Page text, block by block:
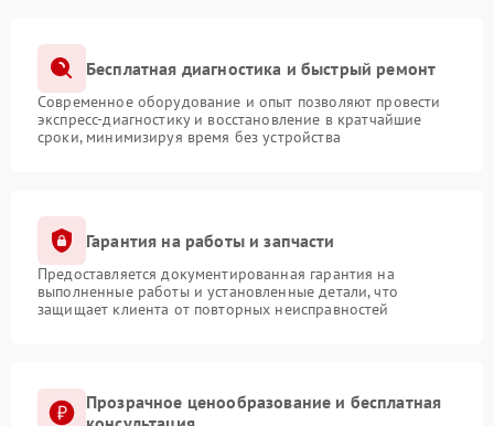
Бесплатная диагностика и быстрый ремонт
Современное оборудование и опыт позволяют провести
экспресс-диагностику и восстановление в кратчайшие
сроки, минимизируя время без устройства
Гарантия на работы и запчасти
Предоставляется документированная гарантия на
выполненные работы и установленные детали, что
защищает клиента от повторных неисправностей
Прозрачное ценообразование и бесплатная